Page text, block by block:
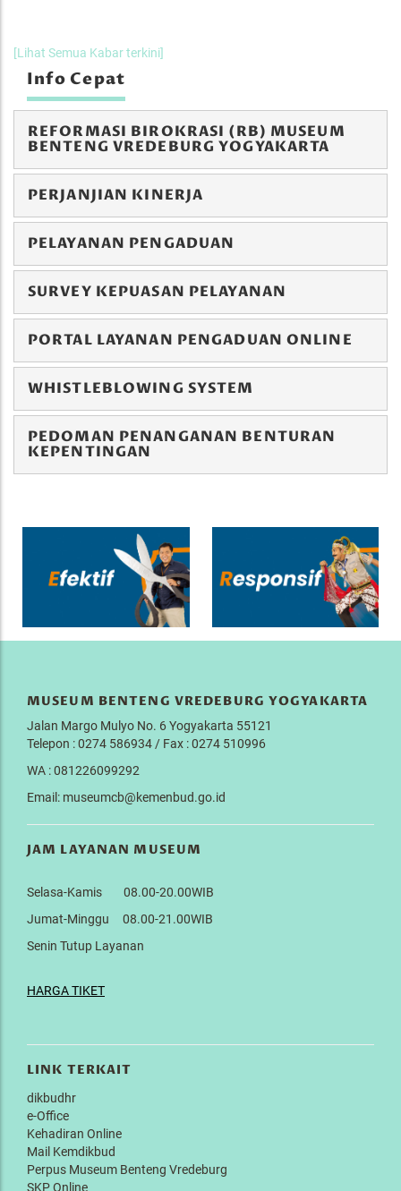
[Lihat Semua Kabar terkini]
Info Cepat
REFORMASI BIROKRASI (RB) MUSEUM
BENTENG VREDEBURG YOGYAKARTA
PERJANJIAN KINERJA
PELAYANAN PENGADUAN
SURVEY KEPUASAN PELAYANAN
PORTAL LAYANAN PENGADUAN ONLINE
WHISTLEBLOWING SYSTEM
PEDOMAN PENANGANAN BENTURAN
KEPENTINGAN
MUSEUM BENTENG VREDEBURG YOGYAKARTA
Jalan Margo Mulyo No. 6 Yogyakarta 55121
Telepon : 0274 586934 / Fax : 0274 510996
WA : 081226099292
Email: museumcb@kemenbud.go.id
JAM LAYANAN MUSEUM
Selasa-Kamis 08.00-20.00WIB
Jumat-Minggu 08.00-21.00WIB
Senin Tutup Layanan
HARGA TIKET
LINK TERKAIT
dikbudhr
e-Office
Kehadiran Online
Mail Kemdikbud
Perpus Museum Benteng Vredeburg
SKP Online